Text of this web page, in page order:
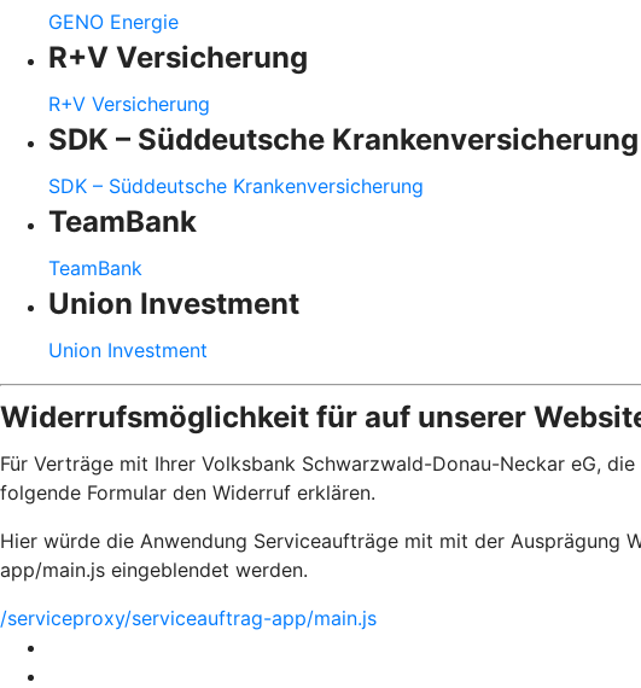
GENO Energie
R+V Versicherung
R+V Versicherung
SDK – Süddeutsche Krankenversicherung
SDK – Süddeutsche Krankenversicherung
TeamBank
TeamBank
Union Investment
Union Investment
Widerrufsmöglichkeit für auf unserer
Für Verträge mit Ihrer Volksbank Schwarzwald-Donau-Neckar eG,
folgende Formular den Widerruf erklären.
Hier würde die Anwendung Serviceaufträge mit mit der
app/main.js eingeblendet werden.
/serviceproxy/serviceauftrag-app/main.js